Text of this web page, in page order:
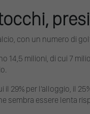
con un numero di
milioni, di cui 7
per l’alloggio, il
sembra essere lenta